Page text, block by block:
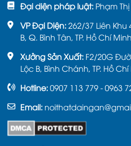
Đại diện pháp luật: Phạm
VP Đại Diện:262/37 Liên Khu
B, Q. Bình Tân, TP. Hồ Chí Minh
Xưởng Sản Xuất: F2/20G
Lộc B, Bình Chánh, TP. Hồ
Hotline:0907 113 779 - 0963
Email: